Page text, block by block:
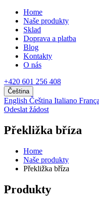
Home
Naše produkty
Sklad
Doprava a platba
Blog
Kontakty
O nás
+420 601 256 408
Čeština
English Čeština Italiano
Odeslat žádost
Překližka bříza
Home
Naše produkty
Překližka bříza
Produkty